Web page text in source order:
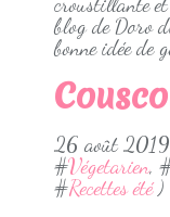
blog de Doro
bonne idée de
26 août
#Végetarien,
#Recettes été)